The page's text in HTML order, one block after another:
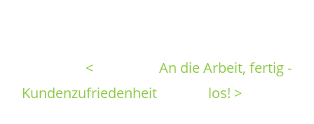
<
Kundenzufriedenheit
An die Arbeit, fertig -
los! >